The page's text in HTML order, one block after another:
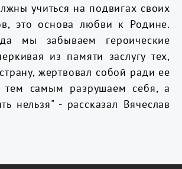
учиться на подвигах своих
это основа любви к Родине.
мы забываем героические
из памяти заслугу тех,
жертвовал собой ради ее
тем самым разрушаем себя, а
нельзя" - рассказал Вячеслав